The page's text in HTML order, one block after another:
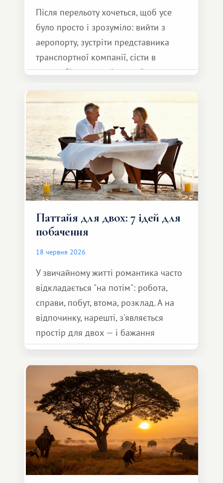
Після перельоту хочеться, щоб усе
було просто і зрозуміло: вийти з
аеропорту, зустріти представника
транспортної компанії, сісти в
автомобіль та спокійно доїхати до
Паттайя для двох: 7 ідей для
побачення
18 червня 2026
У звичайному житті романтика часто
відкладається "на потім": робота,
справи, побут, втома, розклад. А на
відпочинку, нарешті, з'являється
простір для двох — і бажання
зробити для близької людини щось
особливе. Не обов'язково масштабне,
але тепле і незабутнє :)